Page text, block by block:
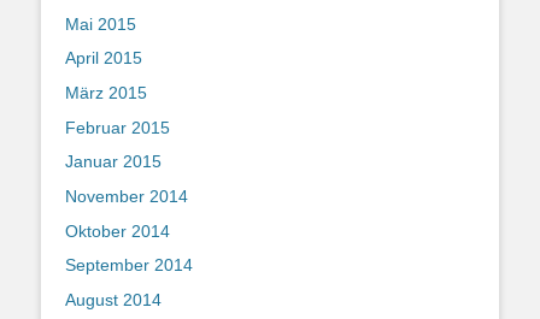
Mai 2015
April 2015
März 2015
Februar 2015
Januar 2015
November 2014
Oktober 2014
September 2014
August 2014